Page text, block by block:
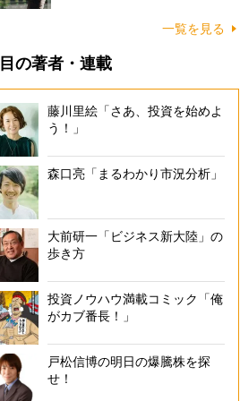
一覧を見る
の著者・連載
藤川里絵「さあ、投資を始めよ
う！」
森口亮「まるわかり市況分析」
大前研一「ビジネス新大陸」の
歩き方
投資ノウハウ満載コミック「俺
がカブ番長！」
戸松信博の明日の爆騰株を探
せ！